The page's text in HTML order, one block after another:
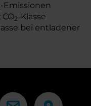
-Emissionen
2-Klasse
bei entladener